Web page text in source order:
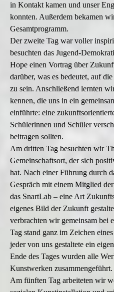
in Kontakt kamen und unser
konnten. Außerdem bekamen
Gesamtprogramm.
Der zweite Tag war voller
besuchten das Jugend-
Hope einen Vortrag über
darüber, was es bedeutet, auf
zu sein. Anschließend lernten
kennen, die uns in ein
einführte: eine
Schülerinnen und Schüler
beitragen sollten.
Am dritten Tag besuchten wir
Gemeinschaftsort, der sich
hat. Nach einer Führung durch
Gespräch mit einem Mitglied
das SnartLab – eine Art
eigenes Bild der Zukunft
verbrachten wir gemeinsam bei
Tag stand ganz im Zeichen
jeder von uns gestaltete ein
Ende des Tages wurden alle
Kunstwerken zusammengeführt.
Am fünften Tag arbeiteten wir